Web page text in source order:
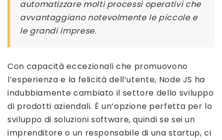
automatizzare molti processi operativi che
avvantaggiano notevolmente le piccole e
le grandi imprese.
Con capacità eccezionali che promuovono
l’esperienza e la felicità dell’utente, Node JS ha
indubbiamente cambiato il settore dello sviluppo
di prodotti aziendali. È un’opzione perfetta per lo
sviluppo di soluzioni software, quindi se sei un
imprenditore o un responsabile di una startup, ci